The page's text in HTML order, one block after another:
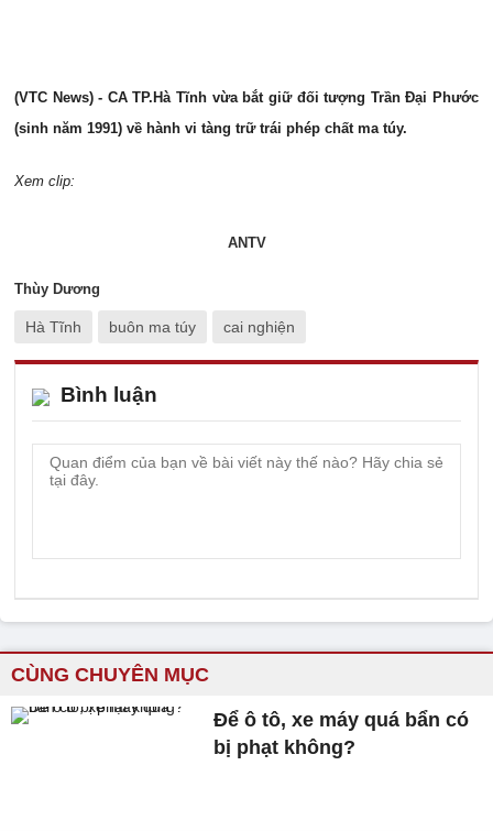
(VTC News) - CA TP.Hà Tĩnh vừa bắt giữ đối tượng Trần Đại Phước
(sinh năm 1991) về hành vi tàng trữ trái phép chất ma túy.
Xem clip:
ANTV
Thùy Dương
Hà Tĩnh buôn ma túy cai nghiện
Bình luận
CÙNG CHUYÊN MỤC
Để ô tô, xe máy quá bẩn có
bị phạt không?